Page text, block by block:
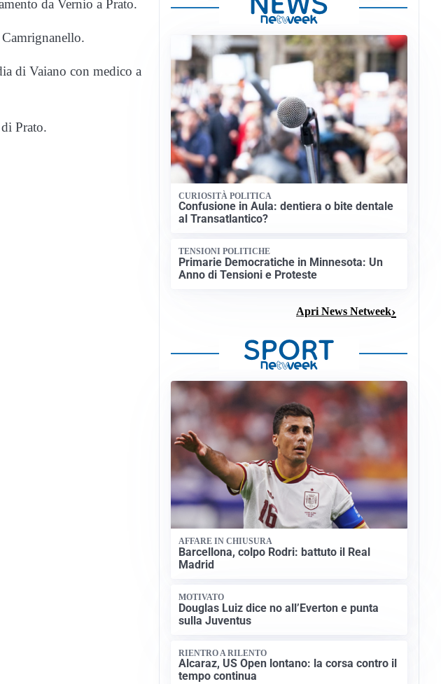
da Vernio a Prato.
di Vaiano con medico a
Prato.
CURIOSITÀ POLITICA
Confusione in Aula: dentiera o bite dentale
al Transatlantico?
TENSIONI POLITICHE
Primarie Democratiche in Minnesota: Un
Anno di Tensioni e Proteste
Apri News Netweek
AFFARE IN CHIUSURA
Barcellona, colpo Rodri: battuto il Real
Madrid
MOTIVATO
Douglas Luiz dice no all’Everton e punta
sulla Juventus
RIENTRO A RILENTO
Alcaraz, US Open lontano: la corsa contro il
tempo continua